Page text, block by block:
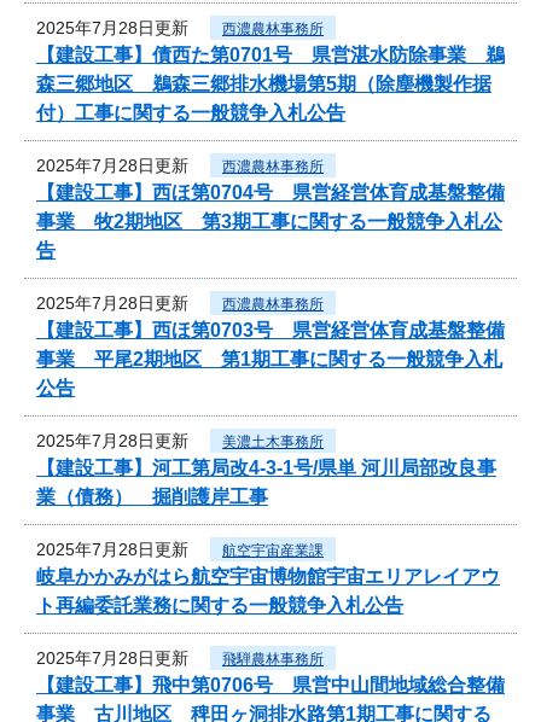
2025年7月28日更新 西濃農林事務所
【建設工事】債西た第0701号 県営湛水防除事業 鵜
森三郷地区 鵜森三郷排水機場第5期（除塵機製作据
付）工事に関する一般競争入札公告
2025年7月28日更新 西濃農林事務所
【建設工事】西ほ第0704号 県営経営体育成基盤整備
事業 牧2期地区 第3期工事に関する一般競争入札公
告
2025年7月28日更新 西濃農林事務所
【建設工事】西ほ第0703号 県営経営体育成基盤整備
事業 平尾2期地区 第1期工事に関する一般競争入札
公告
2025年7月28日更新 美濃土木事務所
【建設工事】河工第局改4-3-1号/県単 河川局部改良事
業（債務） 掘削護岸工事
2025年7月28日更新 航空宇宙産業課
岐阜かかみがはら航空宇宙博物館宇宙エリアレイアウ
ト再編委託業務に関する一般競争入札公告
2025年7月28日更新 飛騨農林事務所
【建設工事】飛中第0706号 県営中山間地域総合整備
事業 古川地区 稗田ヶ洞排水路第1期工事に関する